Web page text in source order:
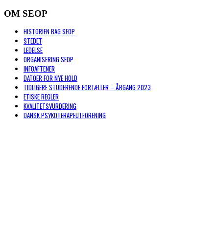
OM SEOP
HISTORIEN BAG SEOP
STEDET
LEDELSE
ORGANISERING SEOP
INFOAFTENER
DATOER FOR NYE HOLD
TIDLIGERE STUDERENDE FORTÆLLER – ÅRGANG 2023
ETISKE REGLER
KVALITETSVURDERING
DANSK PSYKOTERAPEUTFORENING